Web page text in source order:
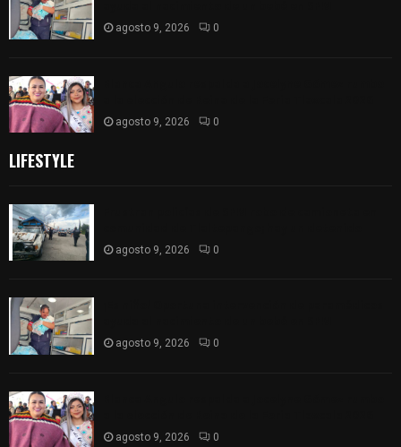
agosto 9, 2026 0
agosto 9, 2026 0
LIFESTYLE
agosto 9, 2026 0
agosto 9, 2026 0
agosto 9, 2026 0